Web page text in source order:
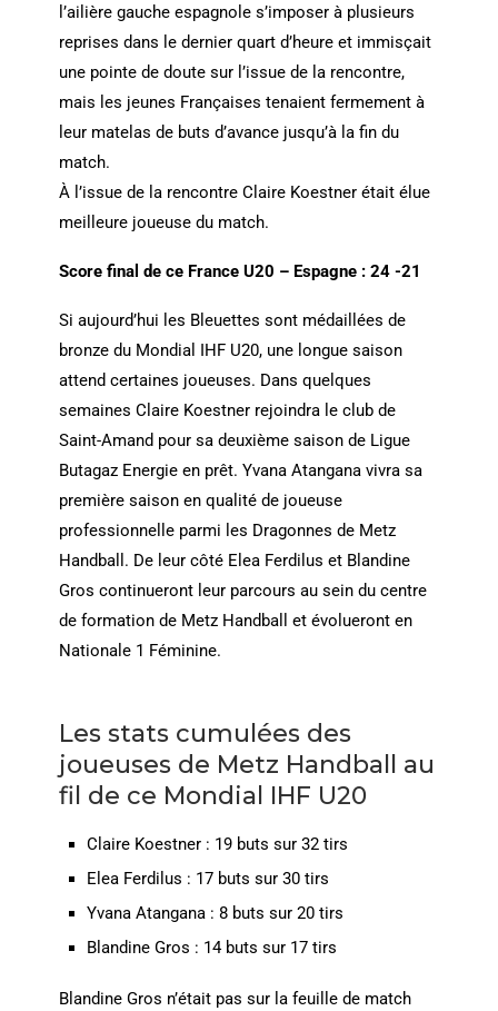
l’ailière gauche espagnole s’imposer à plusieurs
reprises dans le dernier quart d’heure et immisçait
une pointe de doute sur l’issue de la rencontre,
mais les jeunes Françaises tenaient fermement à
leur matelas de buts d’avance jusqu’à la fin du
match.
À l’issue de la rencontre Claire Koestner était élue
meilleure joueuse du match.
Score final de ce France U20 – Espagne : 24 -21
Si aujourd’hui les Bleuettes sont médaillées de
bronze du Mondial IHF U20, une longue saison
attend certaines joueuses. Dans quelques
semaines Claire Koestner rejoindra le club de
Saint-Amand pour sa deuxième saison de Ligue
Butagaz Energie en prêt. Yvana Atangana vivra sa
première saison en qualité de joueuse
professionnelle parmi les Dragonnes de Metz
Handball. De leur côté Elea Ferdilus et Blandine
Gros continueront leur parcours au sein du centre
de formation de Metz Handball et évolueront en
Nationale 1 Féminine.
Les stats cumulées des
joueuses de Metz Handball au
fil de ce Mondial IHF U20
Claire Koestner : 19 buts sur 32 tirs
Elea Ferdilus : 17 buts sur 30 tirs
Yvana Atangana : 8 buts sur 20 tirs
Blandine Gros : 14 buts sur 17 tirs
Blandine Gros n’était pas sur la feuille de match